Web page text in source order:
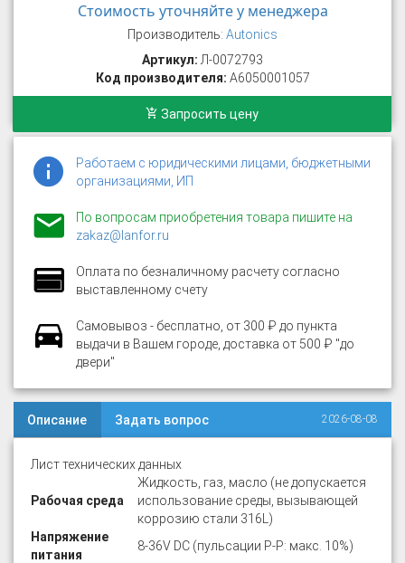
Стоимость уточняйте у менеджера
Производитель: Autonics
Артикул: Л-0072793
Код производителя: A6050001057
Запросить цену
Работаем с юридическими лицами, бюджетными
организациями, ИП
По вопросам приобретения товара пишите на
zakaz@lanfor.ru
Оплата по безналичному расчету согласно
выставленному счету
Самовывоз - бесплатно, от 300 ₽ до пункта
выдачи в Вашем городе, доставка от 500 ₽ "до
двери"
Описание Задать вопрос 2026-08-08
Лист технических данных
Рабочая среда
Жидкость, газ, масло (не допускается
использование среды, вызывающей
коррозию стали 316L)
Напряжение
питания
8-36V DC (пульсации P-P: макс. 10%)